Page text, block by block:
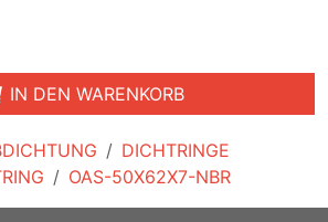
DICHTRINGE
OAS-50X62X7-NBR
IN DEN WARENKORB